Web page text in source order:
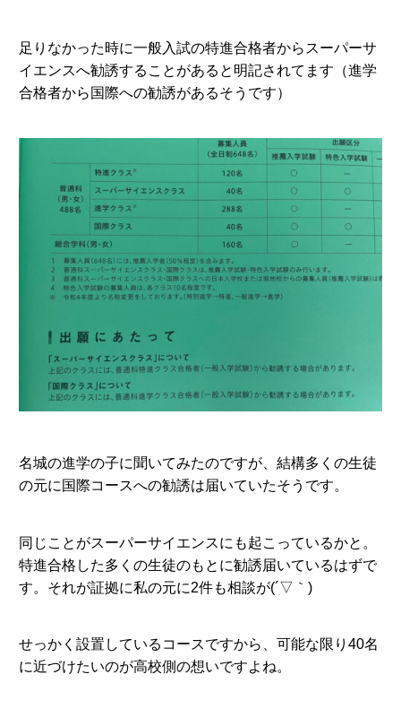
足りなかった時に一般入試の特進合格者からスーパーサ
イエンスへ勧誘することがあると明記されてます（進学
合格者から国際への勧誘があるそうです）
名城の進学の子に聞いてみたのですが、結構多くの生徒
の元に国際コースへの勧誘は届いていたそうです。
同じことがスーパーサイエンスにも起こっているかと。
特進合格した多くの生徒のもとに勧誘届いているはずで
す。それが証拠に私の元に2件も相談が(´▽｀)
せっかく設置しているコースですから、可能な限り40名
に近づけたいのが高校側の想いですよね。